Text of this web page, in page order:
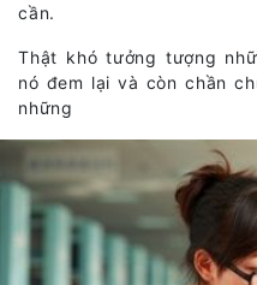
cần.
Thật khó tưởng tượng
nó đem lại và còn chần
những